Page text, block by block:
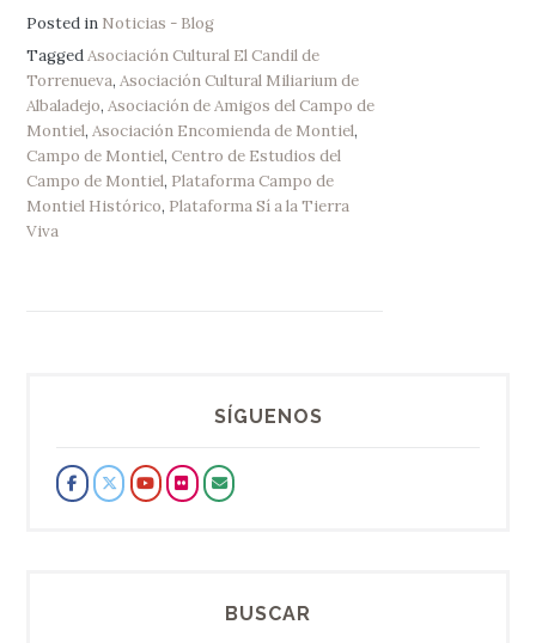
Posted in Noticias - Blog
TaggedAsociación Cultural El Candil de
Torrenueva,Asociación Cultural Miliarium de
Albaladejo,Asociación de Amigos del Campo de
Montiel,Asociación Encomienda de Montiel,
Campo de Montiel,Centro de Estudios del
Campo de Montiel, Plataforma Campo de
Montiel Histórico, Plataforma Sí a la Tierra
Viva
SÍGUENOS
BUSCAR